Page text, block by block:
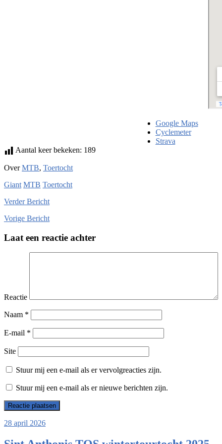
Google Maps
Cyclemeter
Strava
Aantal keer bekeken: 189
OverMTB, Toertocht
Giant MTB Toertocht
VerderBericht
Vorige Bericht
Laat een reactie achter
Reactie
Naam *
E-mail *
Site
Stuur mij een e-mail als er vervolgreacties zijn.
Stuur mij een e-mail als er nieuwe berichten zijn.
28 april 2026